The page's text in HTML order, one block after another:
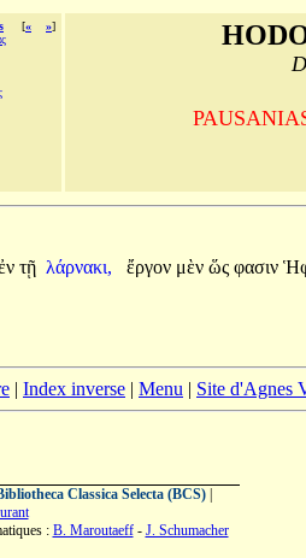
[« »]
τῇ λάρνακι, ἔργον μὲν ὥς φασιν
| Index inverse | Menu | Site d'Agnes
Classica Selecta (BCS)|
: B. Maroutaeff- J. Schumacher